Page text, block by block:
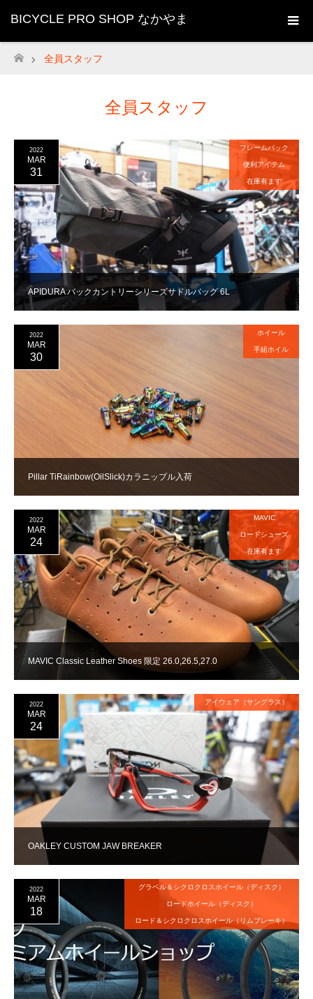
BICYCLE PRO SHOP なかやま
ホーム
全員スタッフ
全員スタッフ
APIDURA バックカントリーシリーズサドルバッグ 6L
2022
MAR
31
フレームバック
便利アイテム
在庫有ます
Pillar TiRainbow(OilSlick)カラニップル入荷
2022
MAR
30
ホイール
手組ホイル
MAVIC Classic Leather Shoes 限定 26.0,26.5,27.0
2022
MAR
24
MAVIC
ロードシューズ
在庫有ます
OAKLEY CUSTOM JAW BREAKER
2022
MAR
24
アイウェア（サングラス）
2022
MAR
18
グラベル＆シクロクロスホイール（ディスク）
ロードホイール（ディスク）
ロード＆シクロクロスホイール（リムブレーキ）